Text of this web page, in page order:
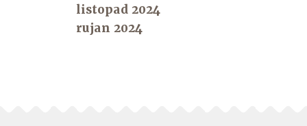
listopad 2024
rujan 2024